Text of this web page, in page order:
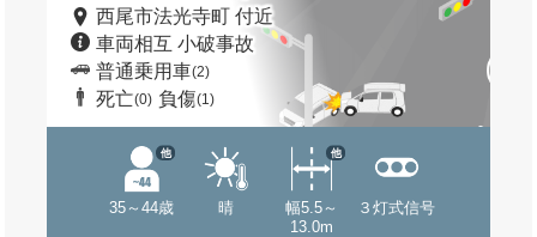
西尾市法光寺町 付近
車両相互 小破事故
普通乗用車(2)
死亡(0) 負傷(1)
35～44歳
他
晴
幅5.5～
13.0m
他
３灯式信号